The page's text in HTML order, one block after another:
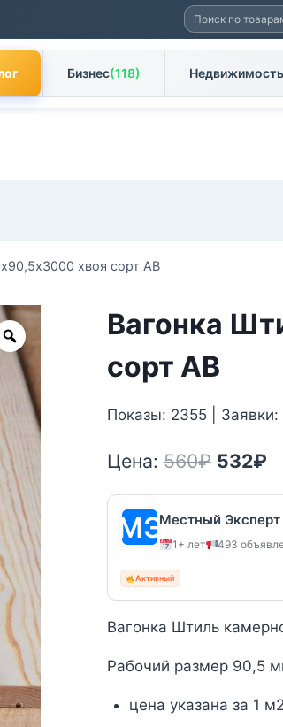
Искать:
Бизнес(118) Недвижимость
хвоя сорт АВ
Zoom
Вагонка
сорт АВ
Показы: 2355 | Заявки:
Цена: 560₽
цена
560₽.
532₽
Местный Эксперт
1+ лет 493
Активный
Вагонка Штиль
Рабочий размер 90,5
цена указана за 1 м2